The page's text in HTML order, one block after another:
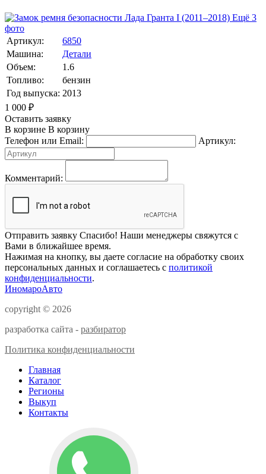
Ещё 3
фото
Артикул:
6850
Машина:
Детали
Объем:
1.6
Топливо:
бензин
Год выпуска: 2013
1 000 ₽
Оставить заявку
В корзине В корзину
Телефон или Email:
Артикул:
Комментарий:
Отправить заявку Спасибо! Наши менеджеры свяжутся с
Вами в ближайшее время.
Нажимая на кнопку, вы даете согласие на обработку своих
персональных данных и соглашаетесь с политикой
конфиденциальности.
ИномароАвто
copyright © 2026
разработка сайта - разбиратор
Политика конфиденциальности
Главная
Каталог
Регионы
Выкуп
Контакты